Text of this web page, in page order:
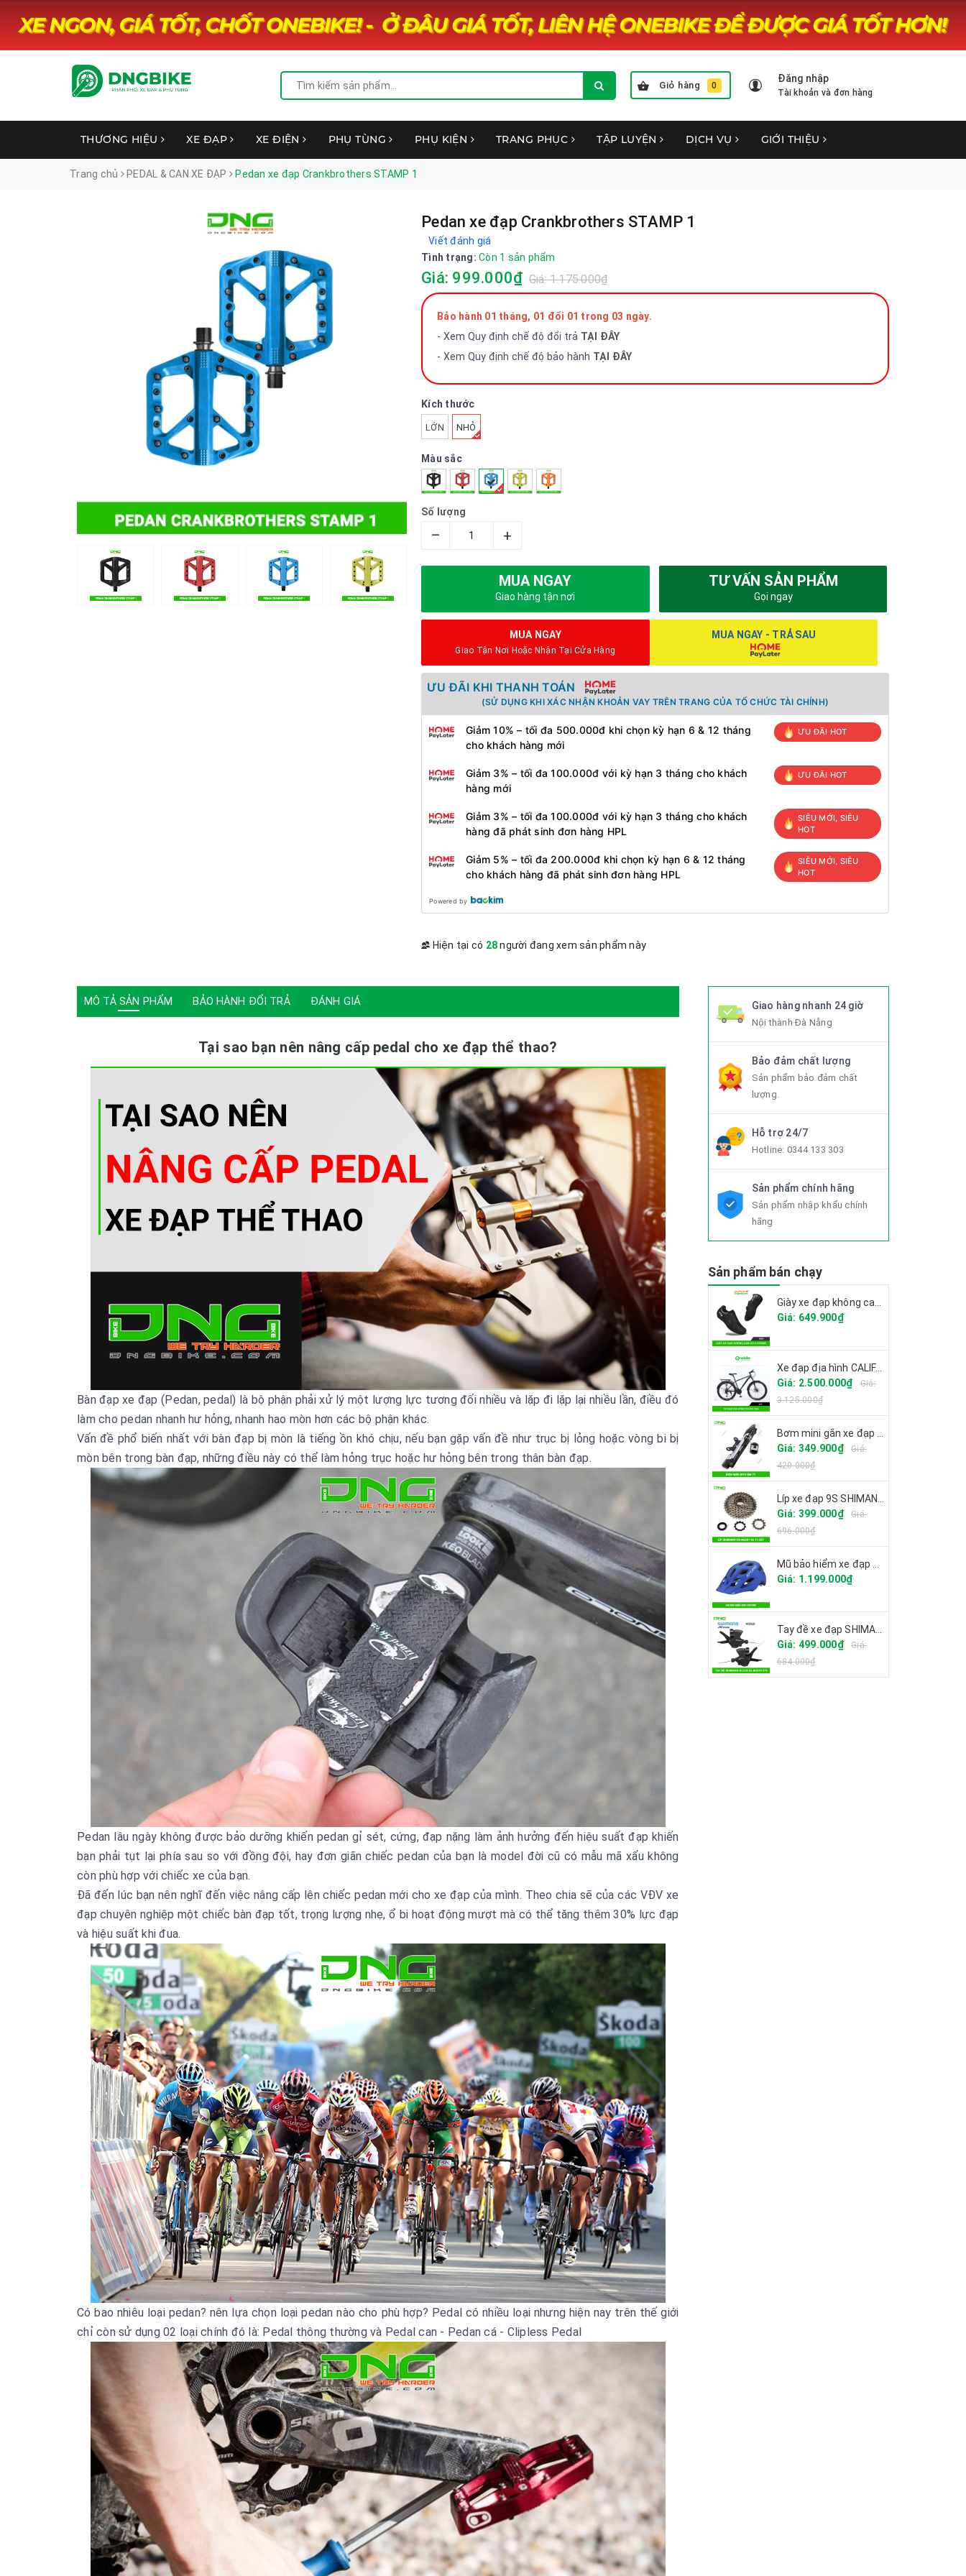
Giỏ hàng 0
Đăng nhập
Tài khoản và đơn hàng
THƯƠNG HIỆU XE ĐẠP XE ĐIỆN PHỤ TÙNG PHỤ KIỆN TRANG PHỤC TẬP LUYỆN DỊCH VỤ GIỚI THIỆU
Trang chủ PEDAL & CAN XE ĐẠP Pedan xe đạp Crankbrothers STAMP 1
Pedan xe đạp Crankbrothers STAMP 1
Viết đánh giá
Tình trạng: Còn 1 sản phẩm
Giá: 999.000₫ Giá: 1.175.000₫
Bảo hành 01 tháng, 01 đổi 01 trong 03 ngày.
- Xem Quy định chế độ đổi trả TẠI ĐÂY
- Xem Quy định chế độ bảo hành TẠI ĐÂY
Kích thước
LỚN NHỎ
Màu sắc
Số lượng
– +
MUA NGAY
Giao hàng tận nơi
TƯ VẤN SẢN PHẨM
Gọi ngay
MUA NGAY
Giao Tận Nơi Hoặc Nhận Tại Cửa Hàng
MUA NGAY - TRẢ SAU
ƯU ĐÃI KHI THANH TOÁN
(SỬ DỤNG KHI XÁC NHẬN KHOẢN VAY TRÊN TRANG CỦA TỔ CHỨC TÀI CHÍNH)
Giảm 10% – tối đa 500.000đ khi chọn kỳ hạn 6 & 12 tháng
cho khách hàng mới
ƯU ĐÃI HOT
Giảm 3% – tối đa 100.000đ với kỳ hạn 3 tháng cho khách
hàng mới
ƯU ĐÃI HOT
Giảm 3% – tối đa 100.000đ với kỳ hạn 3 tháng cho khách
hàng đã phát sinh đơn hàng HPL
SIÊU MỚI, SIÊU
HOT
Giảm 5% – tối đa 200.000đ khi chọn kỳ hạn 6 & 12 tháng
cho khách hàng đã phát sinh đơn hàng HPL
SIÊU MỚI, SIÊU
HOT
Powered by
Hiện tại có 28người đang xem sản phẩm này
MÔ TẢ SẢN PHẨM BẢO HÀNH ĐỔI TRẢ ĐÁNH GIÁ
Tại sao bạn nên nâng cấp pedal cho xe đạp thể thao?
Bàn đạp xe đạp (Pedan, pedal) là bộ phận phải xử lý một lượng lực tương đối nhiều và lặp đi lặp lại nhiều lần, điều đó
làm cho pedan nhanh hư hỏng, nhanh hao mòn hơn các bộ phận khác.
Vấn đề phổ biến nhất với bàn đạp bị mòn là tiếng ồn khó chịu, nếu bạn gặp vấn đề như trục bị lỏng hoặc vòng bi bị
mòn bên trong bàn đạp, những điều này có thể làm hỏng trục hoặc hư hỏng bên trong thân bàn đạp.
Pedan lâu ngày không được bảo dưỡng khiến pedan gỉ sét, cứng, đạp nặng làm ảnh hưởng đến hiệu suất đạp khiến
bạn phải tụt lại phía sau so với đồng đội, hay đơn giãn chiếc pedan của bạn là model đời cũ có mẫu mã xấu không
còn phù hợp với chiếc xe của bạn.
Đã đến lúc bạn nên nghĩ đến việc nâng cấp lên chiếc pedan mới cho xe đạp của mình. Theo chia sẽ của các VĐV xe
đạp chuyên nghiệp một chiếc bàn đạp tốt, trọng lượng nhẹ, ổ bi hoạt động mượt mà có thể tăng thêm 30% lực đạp
và hiệu suất khi đua.
Có bao nhiêu loại pedan? nên lựa chọn loại pedan nào cho phù hợp? Pedal có nhiều loại nhưng hiện nay trên thế giới
chỉ còn sử dụng 02 loại chính đó là: Pedal thông thường và Pedal can - Pedan cá - Clipless Pedal
Giao hàng nhanh 24 giờ
Nội thành Đà Nẵng
Bảo đảm chất lượng
Sản phẩm bảo đảm chất
lượng.
Hỗ trợ 24/7
Hotline: 0344 133 303
Sản phẩm chính hãng
Sản phẩm nhập khẩu chính
hãng
Sản phẩm bán chạy
Giá: 649.900₫
Xe đạp địa hình CALIFA CK6
Giá: 2.500.000₫
Giá:
3.125.000₫
Giá: 349.900₫
Giá:
420.000₫
Giá: 399.000₫
Giá:
696.000₫
Giá: 1.199.000₫
Giá: 499.000₫
Giá:
684.000₫